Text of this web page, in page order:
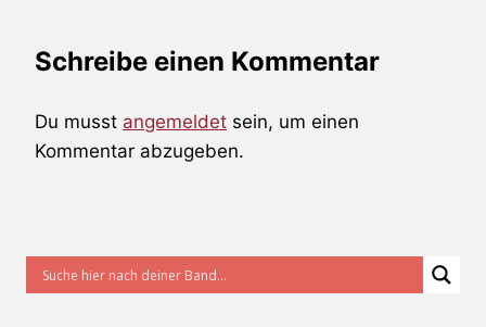
Schreibe einen Kommentar
Du musst angemeldet sein, um einen
Kommentar abzugeben.